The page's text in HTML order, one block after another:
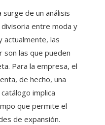
de un análisis
entre moda y
actualmente, las
son las que pueden
Para la empresa, el
de hecho, una
implica
que permite el
de expansión.